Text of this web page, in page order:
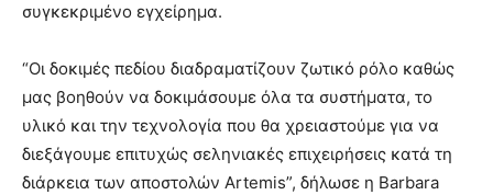
συγκεκριμένο εγχείρημα.
“Οι δοκιμές πεδίου διαδραματίζουν ζωτικό ρόλο καθώς
μας βοηθούν να δοκιμάσουμε όλα τα συστήματα, το
υλικό και την τεχνολογία που θα χρειαστούμε για να
διεξάγουμε επιτυχώς σεληνιακές επιχειρήσεις κατά τη
διάρκεια των αποστολών Artemis”, δήλωσε η Barbara